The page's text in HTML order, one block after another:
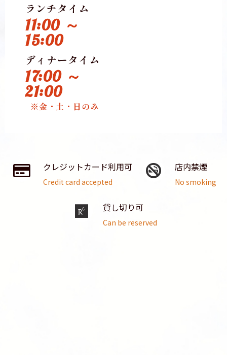
ランチタイム
11:00 ～
15:00
ディナータイム
17:00 ～
21:00
※金・土・日のみ
クレジットカード利用可
Credit card accepted
店内禁煙
No smoking
貸し切り可
Can be reserved